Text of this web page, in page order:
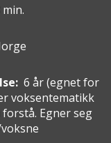
min.
6 år (egnet for
voksentematikk
Egner seg